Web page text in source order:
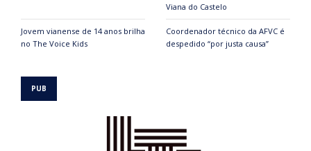
Viana do Castelo
Jovem vianense de 14 anos brilha
no The Voice Kids
Coordenador técnico da AFVC é
despedido “por justa causa”